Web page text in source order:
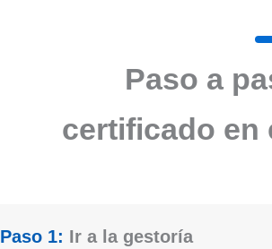
Paso a
certificado en
Paso 1: Ir a la gestoría